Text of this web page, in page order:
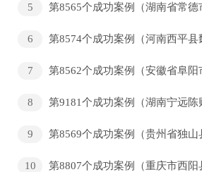
5
第8565个成功案例（湖南省常德
6
第8574个成功案例（河南西平县
7
第8562个成功案例（安徽省阜阳
8
第9181个成功案例（湖南宁远陈
9
第8569个成功案例（贵州省独山
10
第8807个成功案例（重庆市西阳